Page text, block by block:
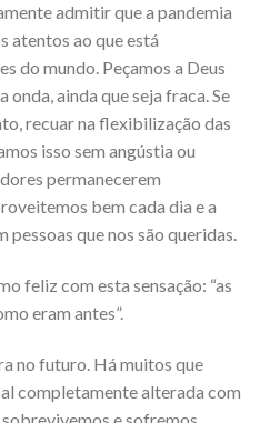
admitir que a pandemia
atentos ao que está
do mundo. Peçamos a Deus
onda, ainda que seja fraca. Se
recuar na flexibilização das
isso sem angústia ou
permanecerem
bem cada dia e a
que nos são queridas.
feliz com esta sensação: “as
eram antes”.
no futuro. Há muitos que
completamente alterada com